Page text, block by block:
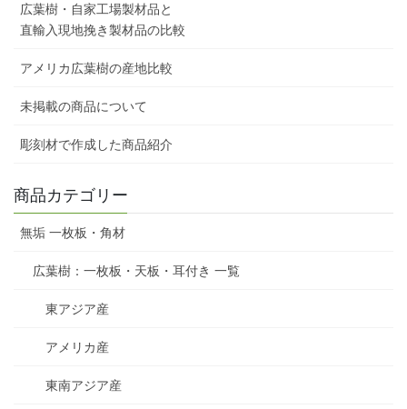
広葉樹・自家工場製材品と
直輸入現地挽き製材品の比較
アメリカ広葉樹の産地比較
未掲載の商品について
彫刻材で作成した商品紹介
商品カテゴリー
無垢 一枚板・角材
広葉樹：一枚板・天板・耳付き 一覧
東アジア産
アメリカ産
東南アジア産